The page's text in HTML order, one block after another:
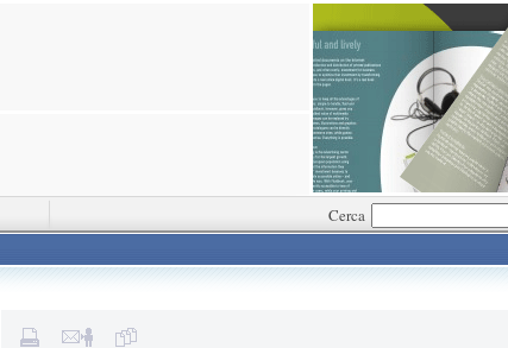
Cerca
Il tuo nome *
Messaggio